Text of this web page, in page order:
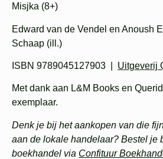
Misjka (8+)
Edward van de Vendel en Anoush
Schaap (ill.)
ISBN 9789045127903 | Uitgeverij
Met dank aan L&M Books en
exemplaar.
Denk je bij het aankopen van die
aan de lokale handelaar? Bestel je
boekhandel via Confituur